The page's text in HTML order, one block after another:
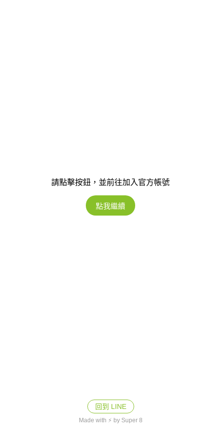
請點擊按鈕，並前往加入官方帳號
點我繼續
回到 LINE
Made with ⚡ by Super 8